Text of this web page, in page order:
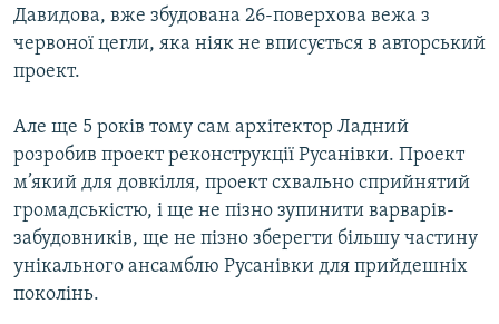
Давидова, вже збудована 26-поверхова вежа з
червоної цегли, яка ніяк не вписується в авторський
проект.
Але ще 5 років тому сам архітектор Ладний
розробив проект реконструкції Русанівки. Проект
м’який для довкілля, проект схвально сприйнятий
громадськістю, і ще не пізно зупинити варварів-
забудовників, ще не пізно зберегти більшу частину
унікального ансамблю Русанівки для прийдешніх
поколінь.